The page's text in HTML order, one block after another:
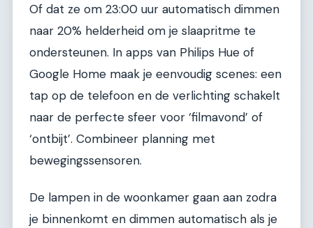
Of dat ze om 23:00 uur automatisch dimmen
naar 20% helderheid om je slaapritme te
ondersteunen. In apps van Philips Hue of
Google Home maak je eenvoudig scenes: een
tap op de telefoon en de verlichting schakelt
naar de perfecte sfeer voor ‘filmavond’ of
‘ontbijt’. Combineer planning met
bewegingssensoren.
De lampen in de woonkamer gaan aan zodra
je binnenkomt en dimmen automatisch als je